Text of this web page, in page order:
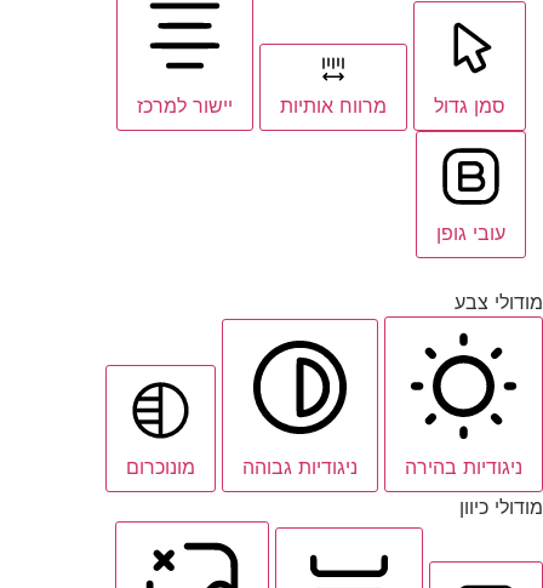
סמן גדול מרווח אותיות יישור למרכז
עובי גופן
מודולי צבע
ניגודיות בהירה ניגודיות גבוהה
מונוכרום
מודולי כיוון